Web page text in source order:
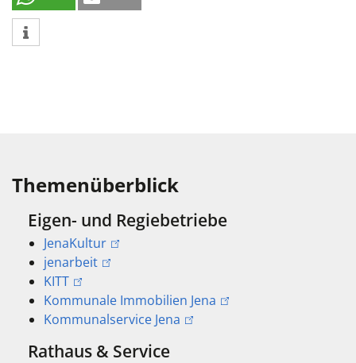
Themenüberblick
Eigen- und Regiebetriebe
JenaKultur
jenarbeit
KITT
Kommunale Immobilien Jena
Kommunalservice Jena
Rathaus & Service